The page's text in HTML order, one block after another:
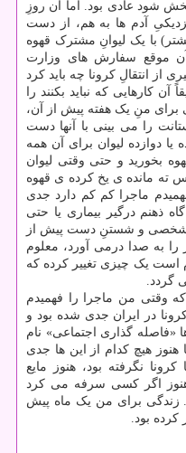
پخش شود عادی بود. اما آن روزِ
آدم ها به هم، از دست
با یک لیوانِ مشترک قهوه
موقع سفارش های وزارت
از انتقالِ کرونا چه باید کرد
کارهایی که نباید بکنند را
برای منِ یک هفته پیش از آن،
را می بینی با آنها دست
یا دوازده لیوان برای آن همه
بخورید و حتی وقتی لیوان
ته مانده ی یخ کرده ی قهوه
ماجرا کم کم دارد جدی
ذهنم درگیر بیماری یا حتی
شخصی و شستنِ دست پیش از
را به صدا درمی آورد، معلوم
است یک چیزی تغییر کرده که
گردد.
وقتی من ماجرا را فهمیدم
در ایران جدی شده بود و
«فاصله گذاری اجتماعی» نام
هیچ کدام از این ها جدی
نگرفته بود، هنوز مایع
هنوز اگر کسی سرفه می کرد
زندگی برای من یک ماه پیش
بود.